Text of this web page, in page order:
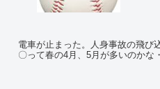
電車が止まった。人身事故の飛び
〇って春の4月、5月が多いのかな